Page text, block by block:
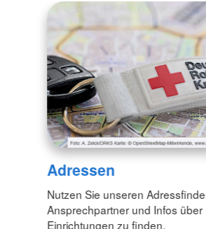
Adressen
Nutzen Sie unseren
Ansprechpartner und Infos über
Einrichtungen zu finden.